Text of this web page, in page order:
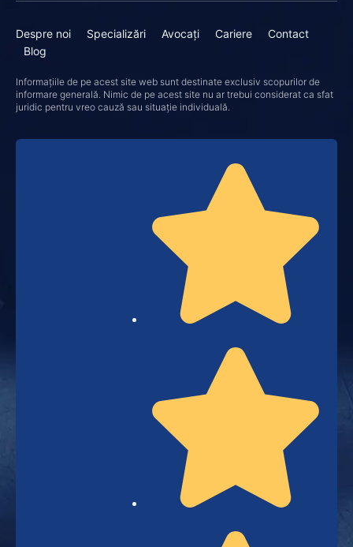
Despre noi Specializări Avocați Cariere
Contact
Blog
Informațiile de pe acest site web sunt destinate exclusiv scopurilor de
informare generală. Nimic de pe acest site nu ar trebui considerat ca sfat
juridic pentru vreo cauză sau situație individuală.